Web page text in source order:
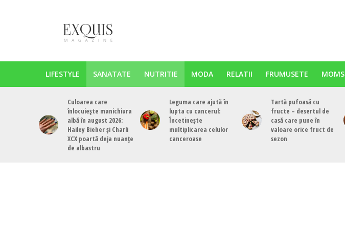
LIFESTYLE SANATATE NUTRITIE MODA RELATII FRUMUSETE MOMS
Culoarea care
înlocuiește manichiura
albă în august 2026:
Hailey Bieber și Charli
XCX poartă deja nuanțe
de albastru
Leguma care ajută în
lupta cu cancerul:
Încetinește
multiplicarea celulor
canceroase
Tartă pufoasă cu
fructe – desertul de
casă care pune în
valoare orice fruct de
sezon